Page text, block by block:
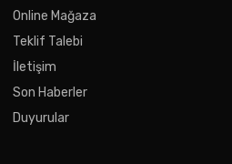
Online Mağaza
Teklif Talebi
İletişim
Son Haberler
Duyurular